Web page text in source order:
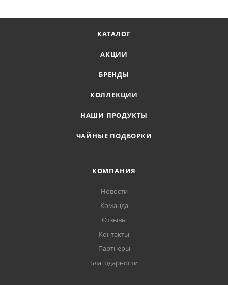
КАТАЛОГ
АКЦИИ
БРЕНДЫ
КОЛЛЕКЦИИ
НАШИ ПРОДУКТЫ
ЧАЙНЫЕ ПОДБОРКИ
КОМПАНИЯ
Новости
Команда
Отзывы
Контакты
Партнеры
Благодарности